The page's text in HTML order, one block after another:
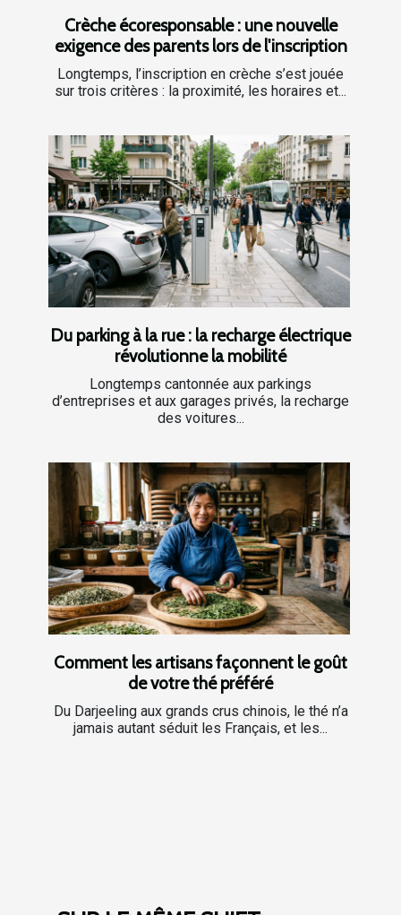
Crèche écoresponsable : une nouvelle
exigence des parents lors de l'inscription
Longtemps, l’inscription en crèche s’est jouée
sur trois critères : la proximité, les horaires et...
Du parking à la rue : la recharge électrique
révolutionne la mobilité
Longtemps cantonnée aux parkings
d’entreprises et aux garages privés, la recharge
des voitures...
Comment les artisans façonnent le goût
de votre thé préféré
Du Darjeeling aux grands crus chinois, le thé n’a
jamais autant séduit les Français, et les...